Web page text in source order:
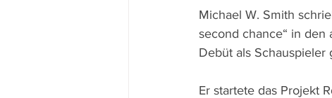
Michael W. Smith
second chance“ in den
Debüt als Schauspieler
Er startete das Projekt